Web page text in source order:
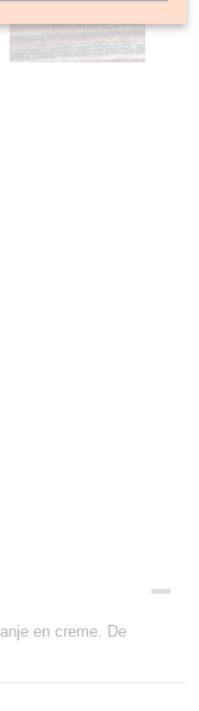
en creme. De